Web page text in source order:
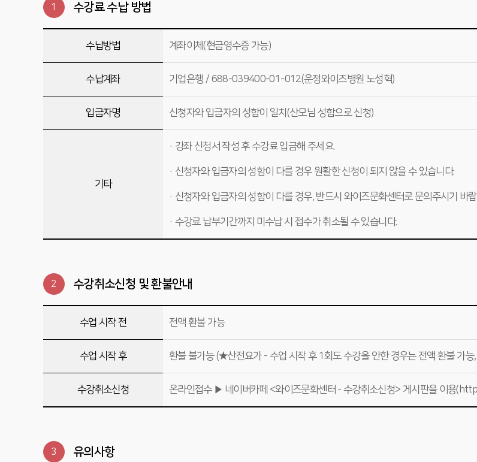
1 수강료 수납 방법
수납방법 계좌이체(현금영수증 가능)
수납계좌 기업은행 / 688-039400-01-012(운정와이즈병원 노성혁)
입금자명 신청자와 입금자의 성함이 일치(산모님 성함으로 신청)
기타
· 강좌 신청서 작성 후 수강료 입금해 주세요.
· 신청자와 입금자의 성함이 다를 경우 원활한 신청이 되지 않을 수 있습니다.
· 신청자와 입금자의 성함이 다를 경우, 반드시 와이즈문화센터로 문의주시기 바
· 수강료 납부기간까지 미수납 시 접수가 취소될 수 있습니다.
2 수강취소신청 및 환불안내
수업 시작 전 전액 환불 가능
수업 시작 후 환불 불가능 (★산전요가 - 수업 시작 후 1회도 수강을 안한 경우는 전액 환불 가
수강취소신청 온라인접수 ▶ 네이버카페 <와이즈문화센터 - 수강취소신청> 게시판을 이용
3 유의사항